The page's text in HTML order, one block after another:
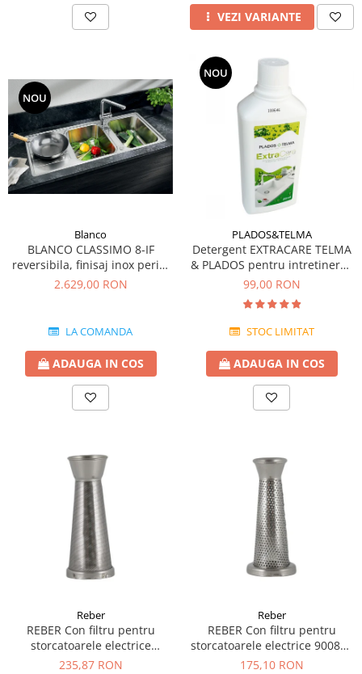
VEZI VARIANTE
NOU
Blanco
BLANCO CLASSIMO 8-IF
reversibila, finisaj inox periat
si excentric
2.629,00 RON
LA COMANDA
ADAUGA IN COS
NOU
PLADOS&TELMA
Detergent EXTRACARE TELMA
& PLADOS pentru intretinerea
si curatarea chiuvetelor din
Granit
99,00 RON
STOC LIMITAT
ADAUGA IN COS
Reber
REBER Con filtru pentru
storcatoarele electrice
9000NPSP, 9000N 9004N (1.1
235,87 RON
Reber
REBER Con filtru pentru
storcatoarele electrice 9008N-
2.5 MM
175,10 RON